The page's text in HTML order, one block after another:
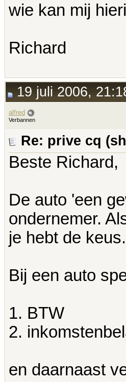
wie kan mij
Richard
19 juli 2006,
alfred
Verbannen
Re: prive cq
Beste Richard,
De auto 'een
ondernemer.
je hebt de keus.
Bij een auto
1. BTW
2.
en daarnaast